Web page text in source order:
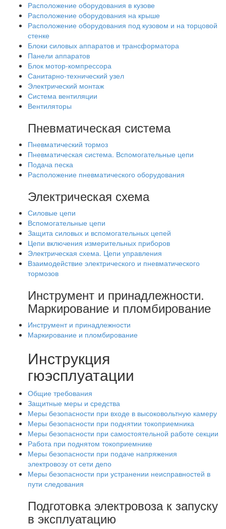
Расположение оборудования в кузове
Расположение оборудования на крыше
Расположение оборудования под кузовом и на торцовой
стенке
Блоки силовых аппаратов и трансформатора
Панели аппаратов
Блок мотор-компрессора
Санитарно-технический узел
Электрический монтаж
Система вентиляции
Вентиляторы
Пневматическая система
Пневматический тормоз
Пневматическая система. Вспомогательные цепи
Подача песка
Расположение пневматического оборудования
Электрическая схема
Силовые цепи
Вспомогательные цепи
Защита силовых и вспомогательных цепей
Цепи включения измерительных приборов
Электрическая схема. Цепи управления
Взаимодействие электрического и пневматического
тормозов
Инструмент и принадлежности.
Маркирование и пломбирование
Инструмент и принадлежности
Маркирование и пломбирование
Инструкция
гюэсплуатации
Общие требования
Защитные меры и средства
Меры безопасности при входе в высоковольтную камеру
Меры безопасности при поднятии токоприемника
Меры безопасности при самостоятельной работе секции
Работа при поднятом токоприемнике
Меры безопасности при подаче напряжения
электровозу от сети депо
Меры безопасности при устранении неисправностей в
пути следования
Подготовка электровоза к запуску
в эксплуатацию